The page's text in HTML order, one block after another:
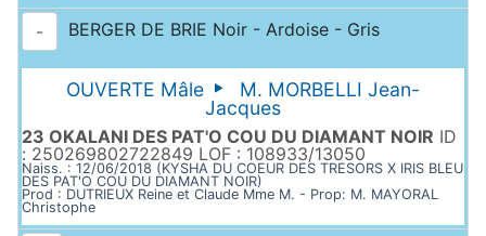
- BERGER DE BRIE Noir - Ardoise - Gris
OUVERTE Mâle
M. MORBELLI Jean-
Jacques
23 OKALANI DES PAT'O COU DU DIAMANT NOIR ID
: 250269802722849 LOF : 108933/13050
Naiss. : 12/06/2018 (KYSHA DU COEUR DES TRESORS X IRIS BLEU
DES PAT'O COU DU DIAMANT NOIR)
Prod : DUTRIEUX Reine et Claude Mme M. - Prop: M. MAYORAL
Christophe